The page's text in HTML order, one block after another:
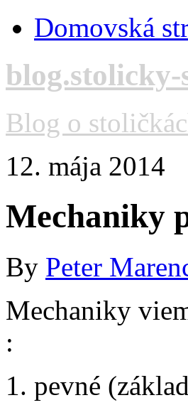
Domovská
blog.stolicky-
Blog o
12. mája 2014
Mechaniky
By Peter
Mechaniky
:
1. pevné